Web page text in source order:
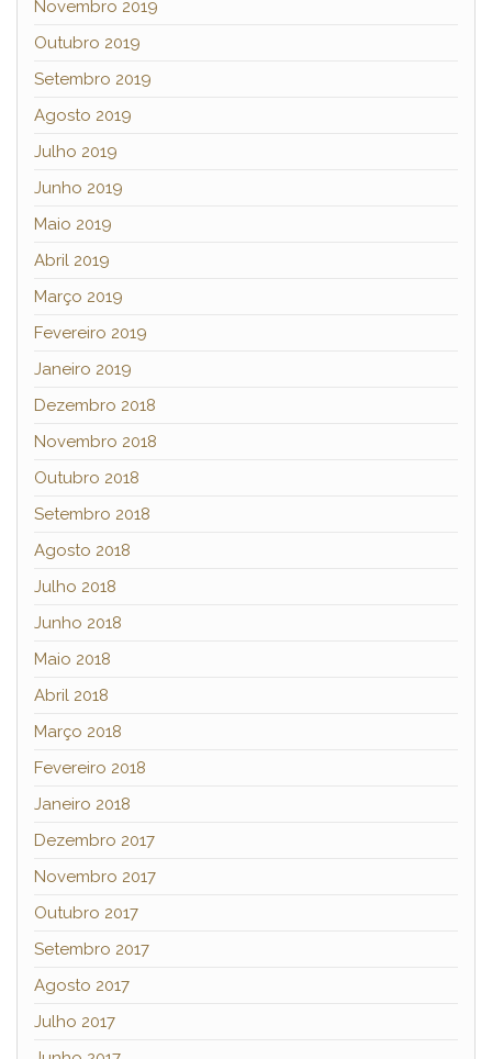
Novembro 2019
Outubro 2019
Setembro 2019
Agosto 2019
Julho 2019
Junho 2019
Maio 2019
Abril 2019
Março 2019
Fevereiro 2019
Janeiro 2019
Dezembro 2018
Novembro 2018
Outubro 2018
Setembro 2018
Agosto 2018
Julho 2018
Junho 2018
Maio 2018
Abril 2018
Março 2018
Fevereiro 2018
Janeiro 2018
Dezembro 2017
Novembro 2017
Outubro 2017
Setembro 2017
Agosto 2017
Julho 2017